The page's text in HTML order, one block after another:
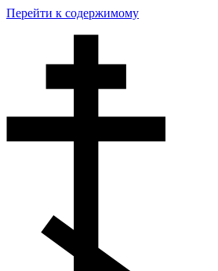
Перейти к содержимому